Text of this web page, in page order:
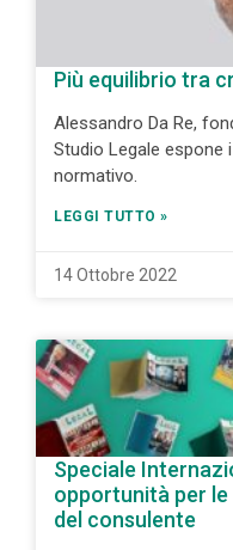
Più equilibrio tra
Alessandro Da Re,
Studio Legale espone
normativo.
LEGGI TUTTO »
14 Ottobre 2022
Speciale
opportunità per le
del consulente